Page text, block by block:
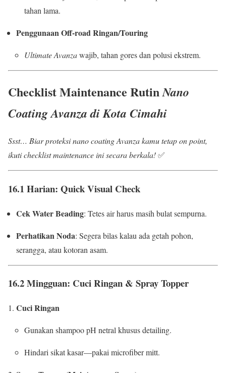
tahan lama.
Penggunaan Off-road Ringan/Touring
Ultimate Avanzawajib, tahan gores dan polusi ekstrem.
Checklist Maintenance RutinNano
Coating Avanza di Kota Cimahi
Ssst… Biar proteksi nano coating Avanza kamu tetap on point,
ikuti checklist maintenance ini secara berkala!✅
16.1 Harian: Quick Visual Check
Cek Water Beading: Tetes air harus masih bulat sempurna.
Perhatikan Noda: Segera bilas kalau ada getah pohon,
serangga, atau kotoran asam.
16.2 Mingguan: Cuci Ringan & Spray Topper
Cuci Ringan
Gunakan shampoo pH netral khusus detailing.
Hindari sikat kasar—pakai microfiber mitt.